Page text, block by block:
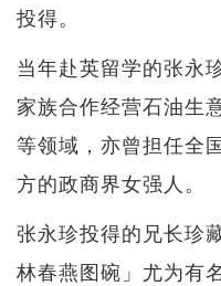
投得。
当年赴英留学的张永
家族合作经营石油生
等领域，亦曾担任全
方的政商界女强人。
张永珍投得的兄长珍
林春燕图碗」尤为有名